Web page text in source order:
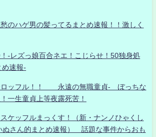
のハゲ男の髪ってるまとめ速報！！激しく
-レズっ娘百合ネエ！こじらせ！50独身処
め速報-
ロッフル！！ 永遠の無職童貞- ぼっちな
一生童貞上等夜露死苦！
ケッフルまっくす！（新・ナンノひゃくし
ぬさん的まとめ速報） 話題な事件からおも